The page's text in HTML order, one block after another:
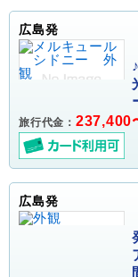
広島発
旅行代金： 237,400
広島発